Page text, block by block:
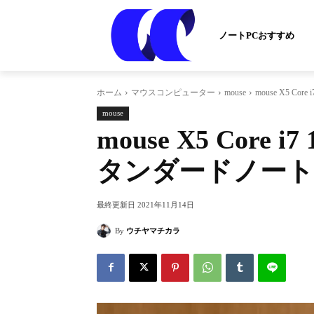
ノートPCおすすめ
ホーム マウスコンピューター mouse mouse X5
mouse
mouse X5 Core
タンダードノー
最終更新日 2021年11月14日
By ウチヤマチカラ